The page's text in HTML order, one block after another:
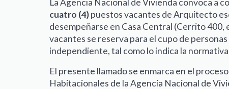
La Agencia Nacional de Vivienda convoca a
cuatro (4)puestos vacantes de Arquitecto
desempeñarse en Casa Central (Cerrito
vacantes se reserva para el cupo de
independiente, tal como lo indica la
El presente llamado se enmarca en el
Habitacionales de la Agencia Nacional de